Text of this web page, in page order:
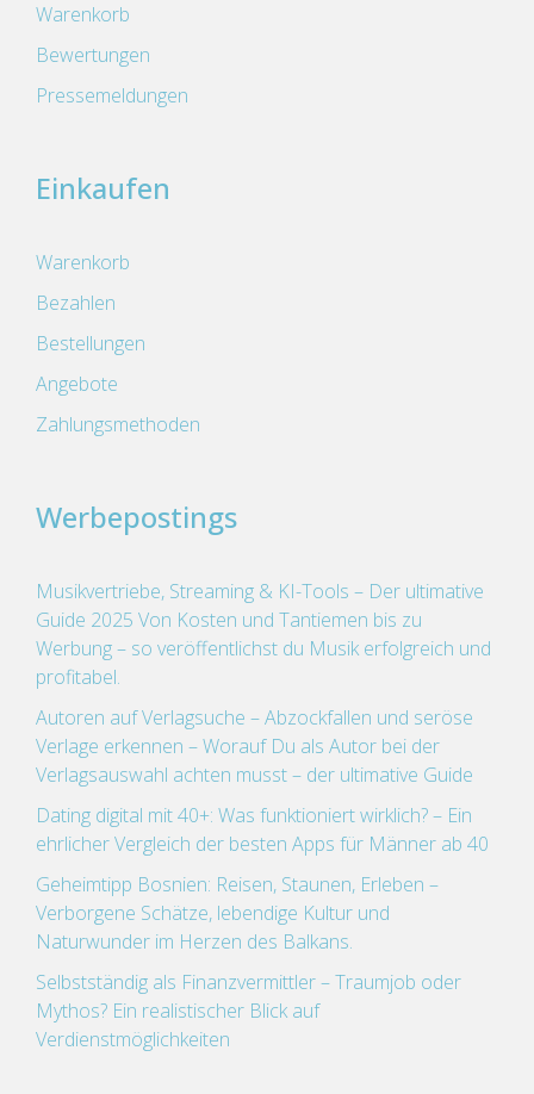
Warenkorb
Bewertungen
Pressemeldungen
Einkaufen
Warenkorb
Bezahlen
Bestellungen
Angebote
Zahlungsmethoden
Werbepostings
Musikvertriebe, Streaming & KI-Tools – Der ultimative
Guide 2025 Von Kosten und Tantiemen bis zu
Werbung – so veröffentlichst du Musik erfolgreich und
profitabel.
Autoren auf Verlagsuche – Abzockfallen und seröse
Verlage erkennen – Worauf Du als Autor bei der
Verlagsauswahl achten musst – der ultimative Guide
Dating digital mit 40+: Was funktioniert wirklich? – Ein
ehrlicher Vergleich der besten Apps für Männer ab 40
Geheimtipp Bosnien: Reisen, Staunen, Erleben –
Verborgene Schätze, lebendige Kultur und
Naturwunder im Herzen des Balkans.
Selbstständig als Finanzvermittler – Traumjob oder
Mythos? Ein realistischer Blick auf
Verdienstmöglichkeiten